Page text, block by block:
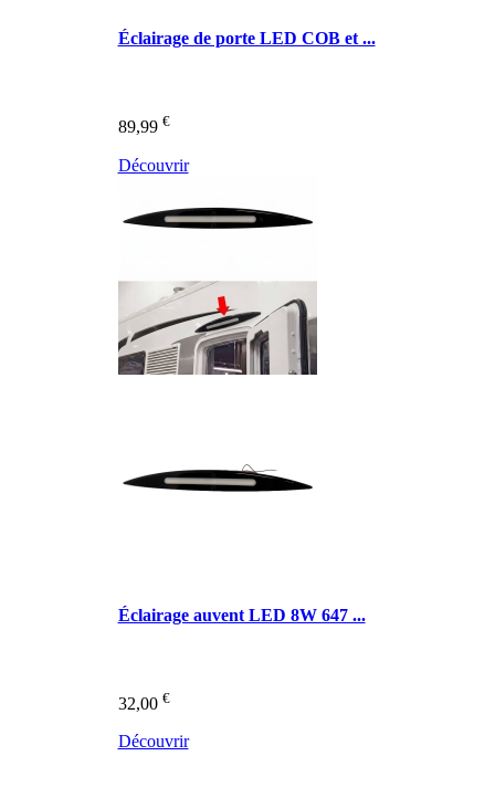
Éclairage de porte LED COB et ...
89,99 €
Découvrir
Éclairage auvent LED 8W 647 ...
32,00 €
Découvrir